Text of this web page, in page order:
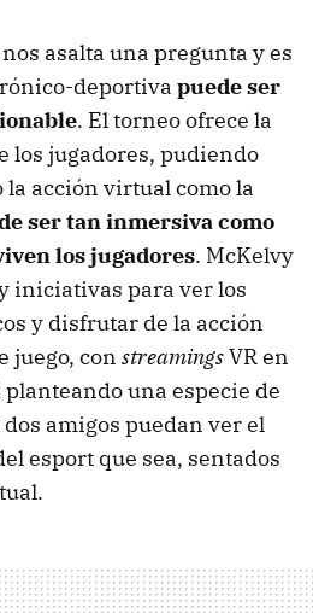
asalta una pregunta y es
deportiva puede ser
. El torneo ofrece la
los jugadores, pudiendo
acción virtual como la
ser tan inmersiva como
los jugadores. McKelvy
iniciativas para ver los
y disfrutar de la acción
juego, con streamingsVR en
planteando una especie de
amigos puedan ver el
esport que sea, sentados